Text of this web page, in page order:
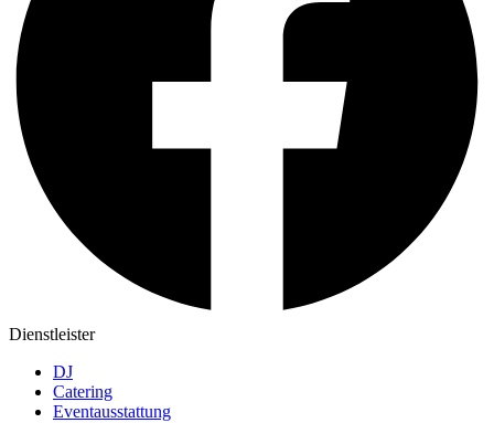
Dienstleister
DJ
Catering
Eventausstattung